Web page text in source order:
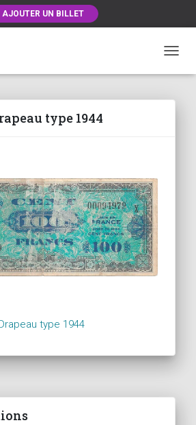
AJOUTER UN BILLET
type 1944
type 1944